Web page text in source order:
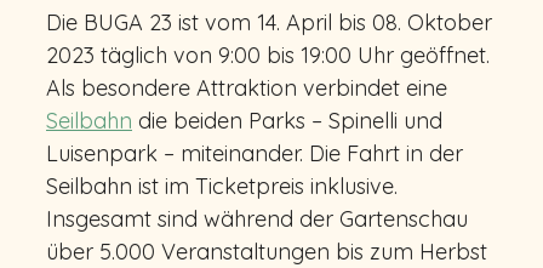
Die BUGA 23 ist vom 14. April bis 08. Oktober
2023 täglich von 9:00 bis 19:00 Uhr geöffnet.
Als besondere Attraktion verbindet eine
Seilbahn die beiden Parks – Spinelli und
Luisenpark – miteinander. Die Fahrt in der
Seilbahn ist im Ticketpreis inklusive.
Insgesamt sind während der Gartenschau
über 5.000 Veranstaltungen bis zum Herbst